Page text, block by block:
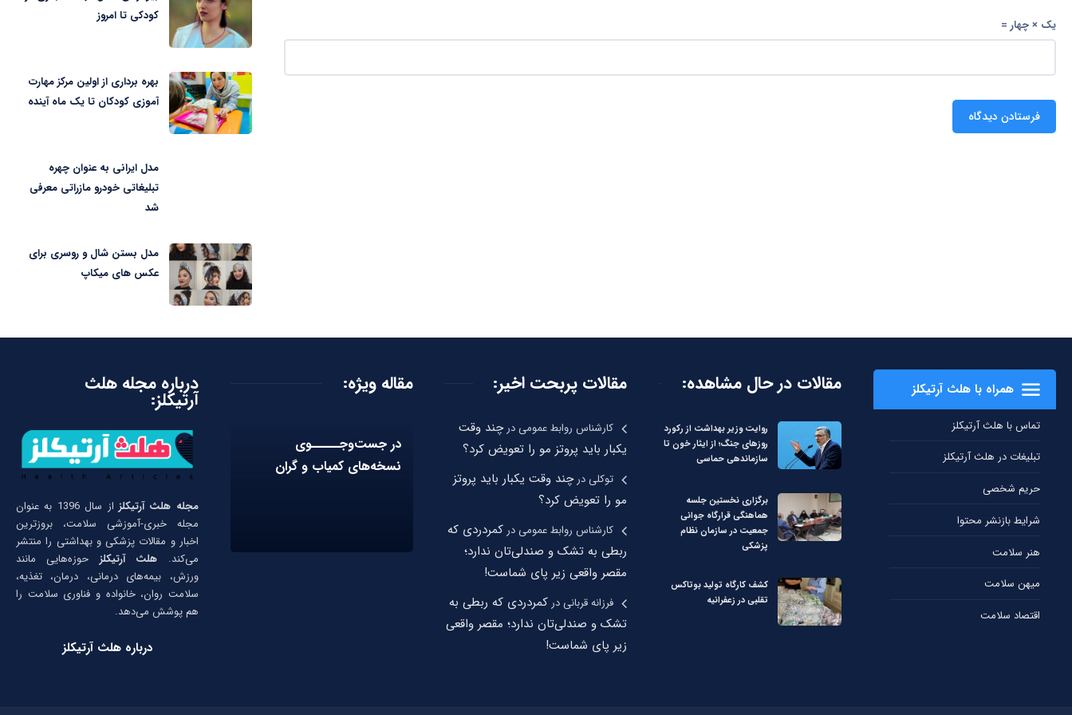
یک × چهار =
کودکی تا امروز
بهره برداری از اولین مرکز مهارت
آموزی کودکان تا یک ماه آینده
مدل ایرانی به عنوان چهره
تبلیغاتی خودرو مازراتی معرفی
شد
مدل بستن شال و روسری برای
عکس های میکاپ
همراه با هلث آرتیکلز
تماس با هلث آرتیکلز
تبلیغات در هلث آرتیکلز
حریم شخصی
شرایط بازنشر محتوا
هنر سلامت
میهن سلامت
اقتصاد سلامت
مقالات در حال مشاهده:
روایت وزیر بهداشت از رکورد
روزهای جنگ؛ از ایثار خون تا
سازماندهی حماسی
برگزاری نخستین جلسه
هماهنگی قرارگاه جوانی
جمعیت در سازمان نظام
پزشکی
کشف کارگاه تولید بوتاکس
تقلبی در زعفرانیه
مقالات پربحت اخیر:
کارشناس روابط عمومیدرچند وقت
یکبار باید پروتز مو را تعویض کرد؟
توکلیدرچند وقت یکبار باید پروتز
مو را تعویض کرد؟
کارشناس روابط عمومیدر کمردردی که
ربطی به تشک و صندلی‌تان ندارد؛
مقصر واقعی زیر پای شماست!
فرزانه قربانیدر کمردردی که ربطی به
تشک و صندلی‌تان ندارد؛ مقصر واقعی
زیر پای شماست!
مقاله ویژه:
در جست‌وجـــــوی
نسخه‌های کمیاب و گران
درباره مجله هلث
آرتیکلز:
مجله هلث آرتیکلز
از سال 1396 به عنوان
مجله خبری-آموزشی سلامت، بروزترین
اخبار و مقالات پزشکی و بهداشتی را منتشر
می‌کند. هلث آرتیکلز حوزه‌هایی مانند
ورزش، بیمه‌های درمانی، درمان، تغذیه،
سلامت روان، خانواده و فناوری سلامت را
هم پوشش می‌دهد.
درباره هلث آرتیکلز